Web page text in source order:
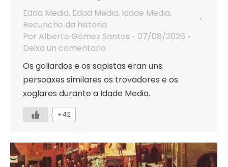
Edad Media, Edad Media, Idade Media,
Recuncho da historia
Por Alberto Gómez Santos
07/08/2026
Deixa un comentario
Os goliardos e os sopistas eran uns
persoaxes similares os trovadores e os
xoglares durante a Idade Media.
+42